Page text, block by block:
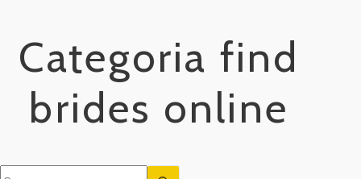
Categoria find
brides online